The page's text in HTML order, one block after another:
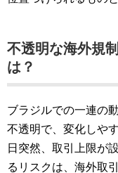
不透明な海外規
は？
ブラジルでの一連の
不透明で、変化しや
日突然、取引上限が
るリスクは、海外取